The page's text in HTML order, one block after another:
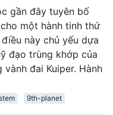
gần đây tuyên bố
một hành tinh thứ
này chủ yếu dựa
đạo trùng khớp của
đai Kuiper. Hành
9th-planet